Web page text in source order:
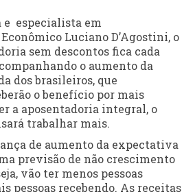
e especialista em
Luciano D’Agostini, o
sem descontos fica cada
o aumento da
dos brasileiros, que
o benefício por mais
a aposentadoria integral, o
trabalhar mais.
de aumento da expectativa
previsão de não crescimento
vão ter menos pessoas
pessoas recebendo. As receitas